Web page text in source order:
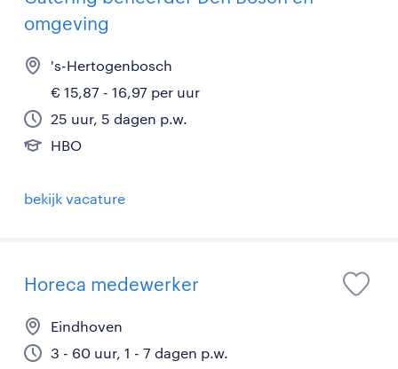
omgeving
's-Hertogenbosch
€ 15,87 - 16,97 per uur
25 uur, 5 dagen p.w.
HBO
bekijk vacature
Horeca medewerker
Eindhoven
3 - 60 uur, 1 - 7 dagen p.w.